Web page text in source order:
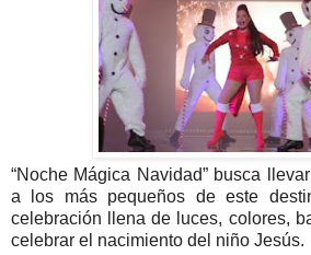
“Noche Mágica Navidad” busca
a los más pequeños de este
celebración llena de luces, colores,
celebrar el nacimiento del niño Jesús.